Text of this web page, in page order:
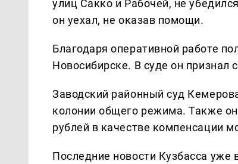
улиц Сакко и Рабочей, не
он уехал, не оказав помощи.
Благодаря оперативной работе
Новосибирске. В суде он признал
Заводский районный суд
колонии общего режима. Также
рублей в качестве компенсации
Последние новости Кузбасса уже